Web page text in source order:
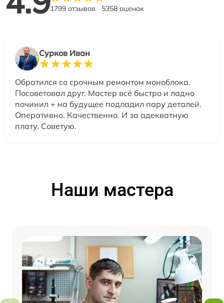
1799 отзывов 5358 оценок
Сурков Иван
Обратился со срочным ремонтом моноблока.
Посоветовал друг. Мастер всё быстро и ладно
починил + на будущее подладил пару деталей.
Оперативно. Качественно. И за адекватную
плату. Советую.
Наши мастера